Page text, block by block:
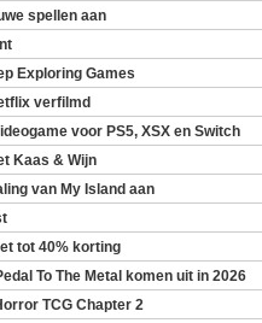
spellen aan
Exploring Games
verfilmd
voor PS5, XSX en Switch
Kaas & Wijn
van My Island aan
tot 40% korting
To The Metal komen uit in 2026
TCG Chapter 2